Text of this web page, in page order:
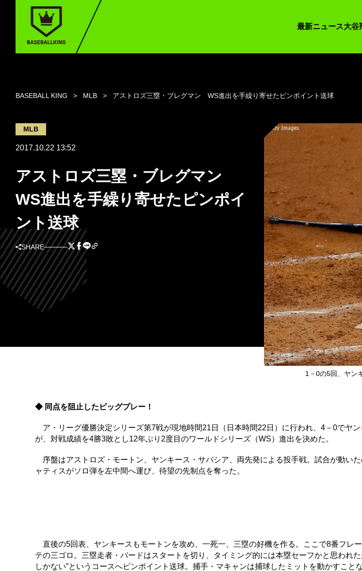
最新ニュース大谷
BASEBALL KING MLB アストロズ三塁・ブレグマン WS進出を手繰り寄せたピンポイント送球
MLB
2017.10.22 13:52
アストロズ三塁・ブレグマン
WS進出を手繰り寄せたピンポイ
ント送球
SHARE
1－0の5回、ヤン
◆ 同点を阻止したビッグプレー！
ア・リーグ優勝決定シリーズ第7戦が現地時間21日（日本時間22日）に行われ、4－0でヤ
が、対戦成績を4勝3敗とし12年ぶり2度目のワールドシリーズ（WS）進出を決めた。
序盤はアストロズ・モートン、ヤンキース・サバシア、両先発による投手戦。試合が動い
ャティスがソロ弾を左中間へ運び、待望の先制点を奪った。
直後の5回表、ヤンキースもモートンを攻め、一死一、三塁の好機を作る。ここで8番フレ
テの三ゴロ。三塁走者・バードはスタートを切り、タイミング的には本塁セーフかと思われ
しかない”というコースへピンポイント送球。捕手・マキャンは捕球したミットを動かすこと